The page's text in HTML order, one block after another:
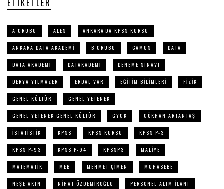
ETIKETLER
A GRUBU ALES ANKARA'DA KPSS KURSU
ANKARA DATA AKADEMI B GRUBU CAMUS DATA
DATA AKADEMI DATAKADEMI DENEME SINAVI
DERYA YILMAZER ERDAL VAR EĞITIM BILIMLERI FIZIK
GENEL KÜLTÜR GENEL YETENEK
GENEL YETENEK GENEL KÜLTÜR GYGK GÖKHAN ARTANTAŞ
ISTATISTIK KPSS KPSS KURSU KPSS P-3
KPSS P-93 KPSS P-94 KPSSP3 MALIYE
MATEMATIK MEB MEHMET ÇIMEN MUHASEBE
NEŞE AKIN NIHAT ÖZDEMIROĞLU PERSONEL ALIM ILANI